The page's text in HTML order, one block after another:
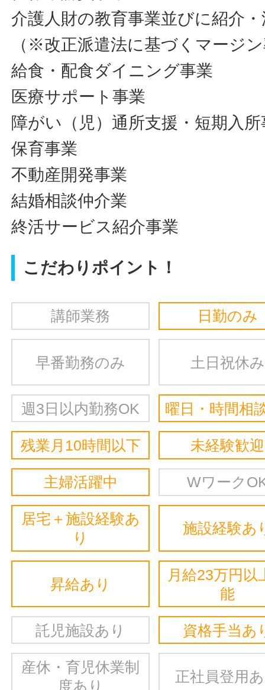
介護人財の教育事業並びに紹介
（※改正派遣法に基づくマージ
給食・配食ダイニング事業
医療サポート事業
障がい（児）通所支援・短期入所
保育事業
不動産開発事業
結婚相談仲介業
終活サービス紹介事業
こだわりポイント！
講師業務 日勤のみ
早番勤務のみ 土日祝休み
週3日以内勤務OK 曜日・時間相
残業月10時間以下 未経験歓迎
主婦活躍中 Wワーク
居宅＋施設経験あ
り
施設経験あ
昇給あり
月給23万円以
能
託児施設あり 資格手当あ
産休・育児休業制
度あり
正社員登用